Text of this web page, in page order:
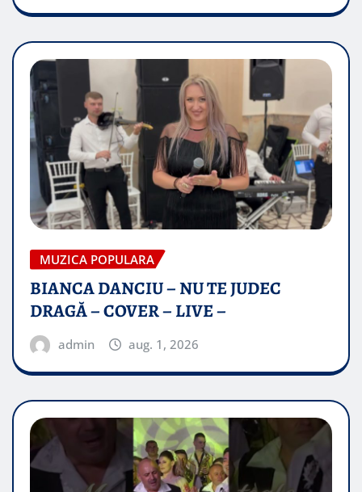
MUZICA POPULARA
BIANCA DANCIU – NU TE JUDEC
DRAGĂ – COVER – LIVE –
admin aug. 1, 2026